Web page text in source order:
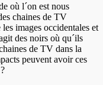
où l´on est nous
chaines de TV
images occidentales et
des noirs où qu´ils
de TV dans la
peuvent avoir ces